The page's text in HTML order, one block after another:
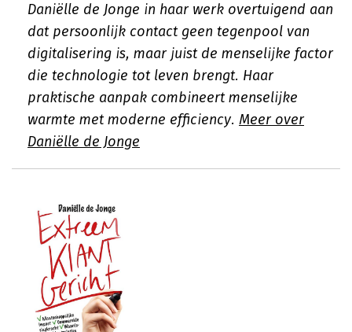
Daniëlle de Jonge in haar werk overtuigend aan
dat persoonlijk contact geen tegenpool van
digitalisering is, maar juist de menselijke factor
die technologie tot leven brengt. Haar
praktische aanpak combineert menselijke
warmte met moderne efficiency. Meer over
Daniëlle de Jonge